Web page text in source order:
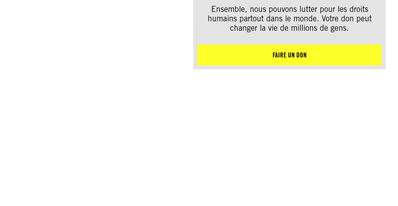
Ensemble, nous pouvons lutter pour les droits
humains partout dans le monde. Votre don peut
changer la vie de millions de gens.
FAIRE UN DON